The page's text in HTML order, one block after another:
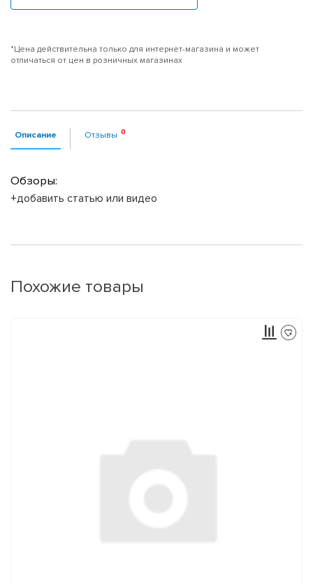
*Цена действительна только для интернет-магазина и может
отличаться от цен в розничных магазинах
Описание Отзывы
Обзоры:
+добавить статью или видео
Похожие товары